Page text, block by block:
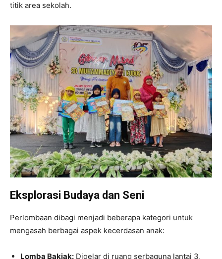
titik area sekolah.
Eksplorasi Budaya dan Seni
Perlombaan dibagi menjadi beberapa kategori untuk
mengasah berbagai aspek kecerdasan anak:
Lomba Bakiak: Digelar di ruang serbaguna lantai 3,